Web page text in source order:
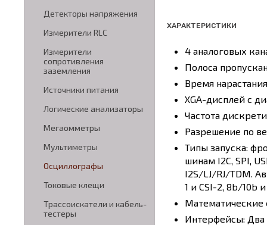
Детекторы напряжения
Измерители RLC
Измерители
сопротивления
заземления
Источники питания
Логические анализаторы
Мегаомметры
Мультиметры
Осциллографы
Токовые клещи
Трассоискатели и кабель-
тестеры
ХАРАКТЕРИСТИКИ
4 аналоговых
Полоса
Время
XGA-дисплей с
Частота
Разрешение по
Типы запуска:
шинам I2C, SPI,
I2S/LJ/RJ/TDM.
1 и CSI-2, 8b/10b
Интерфейсы: Два